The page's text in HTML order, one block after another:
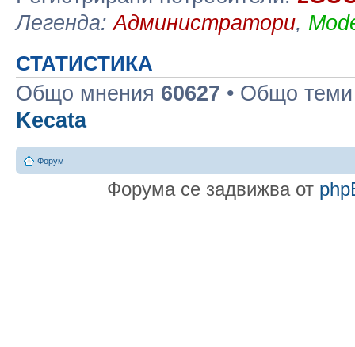
Легенда:Администратори,
СТАТИСТИКА
Общо мнения 60627 • Общо
Kecata
Форум
Форума се задвижва от